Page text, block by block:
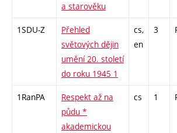
a starověku
1SDU-Z
Přehled
světových dějin
umění 20. století
do roku 1945 1
cs,
en
3
1RanPA
Respekt až na
půdu *
akademickou
cs 1